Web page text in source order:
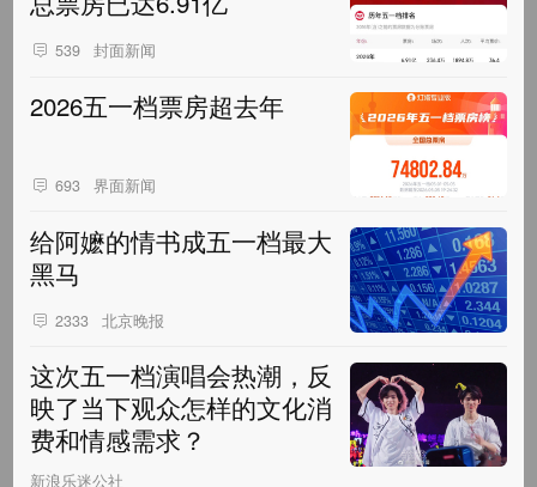
539 封面新闻
2026五一档票房超去年
693 界面新闻
给阿嬷的情书成五一档最大
黑马
2333 北京晚报
这次五一档演唱会热潮，反
映了当下观众怎样的文化消
费和情感需求？
新浪乐迷公社